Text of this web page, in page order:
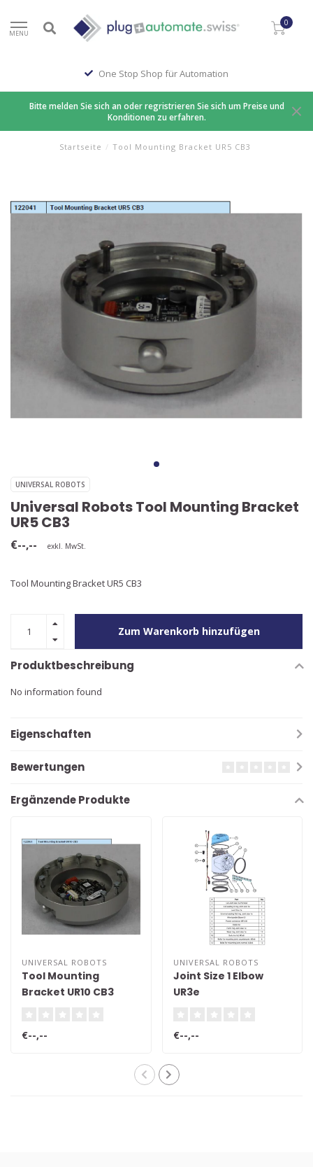
MENU
0
One Stop Shop für Automation
Bitte melden Sie sich an oder regristrieren Sie sich um Preise und
Konditionen zu erfahren.
Startseite / Tool Mounting Bracket UR5 CB3
UNIVERSAL ROBOTS
Universal Robots Tool Mounting Bracket
UR5 CB3
€--,-- exkl. MwSt.
Tool Mounting Bracket UR5 CB3
Zum Warenkorb hinzufügen
Produktbeschreibung
No information found
Eigenschaften
Bewertungen
Ergänzende Produkte
UNIVERSAL ROBOTS
Tool Mounting
Bracket UR10 CB3
€--,--
UNIVERSAL ROBOTS
Joint Size 1 Elbow
UR3e
€--,--